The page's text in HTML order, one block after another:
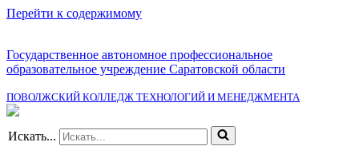
Перейти к содержимому
Государственное автономное профессиональное
образовательное учреждение Саратовской области
ПОВОЛЖСКИЙ КОЛЛЕДЖ ТЕХНОЛОГИЙ И МЕНЕДЖМЕНТА
Искать...